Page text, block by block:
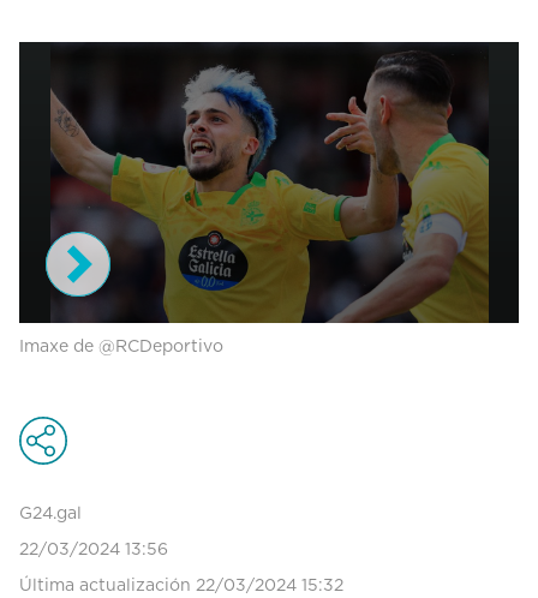
s
o
n
o
f
0
s
Imaxe de @RCDeportivo
G24.gal
22/03/2024 13:56
Última actualización 22/03/2024 15:32